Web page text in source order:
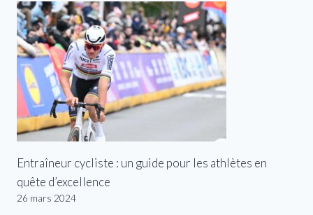
Entraîneur cycliste : un guide pour les athlètes en
quête d’excellence
26 mars 2024